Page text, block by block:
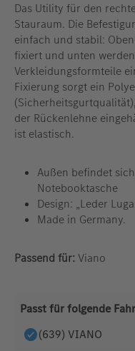
Das Utility für den
Stauraum. Die
einfach und stabil:
fixiert und unten
Verkleidungsformteile
Fixierung sorgt ein
der Rückenlehne
ist elastisch.
Außen befindet
Notebooktasche
Design: „Leder
Made in Germany.
Passend für: Viano
Passt für folgende
(639) VIANO